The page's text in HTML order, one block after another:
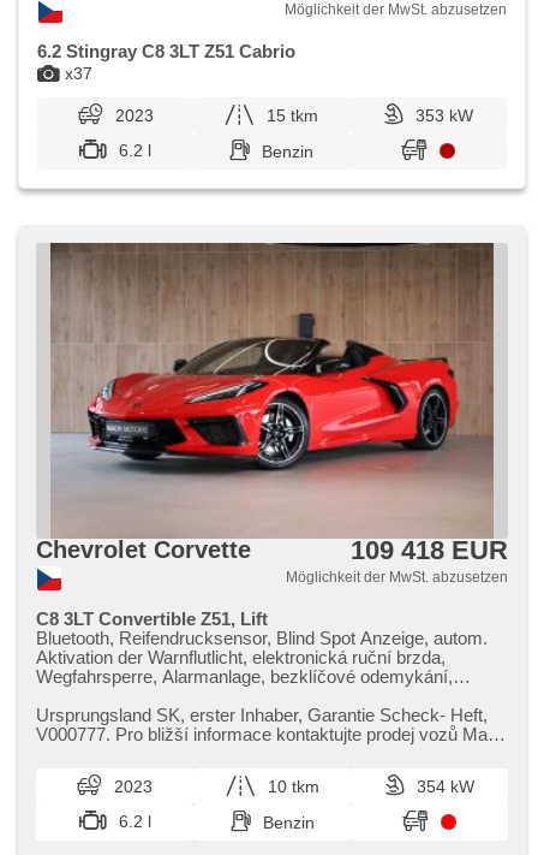
x37
Möglichkeit der MwSt. abzusetzen
6.2 Stingray C8 3LT Z51 Cabrio
2023 15 tkm
353 kW
6.2 l
Benzin
Chevrolet Corvette 109 418 EUR
Möglichkeit der MwSt. abzusetzen
C8 3LT Convertible Z51, Lift
Bluetooth, Reifendrucksensor, Blind Spot Anzeige, autom.
Aktivation der Warnflutlicht, elektronická ruční brzda,
Wegfahrsperre, Alarmanlage, bezklíčové odemykání,
(DAB), Navigation, digitální přístrojový štít, dotykové
ovládání palubního počítače, Autoradio, bezdrátová
Multifunktionslenkrad, beheizte Lenkrad, Lenkrad einstellbar,
höheneinstellbare Fahrersitz, höheneinstellbare Sitze,
paměť nastavení sedadla řidiče, beheizte Sitze,
odvětrávaná sedadla, Sportsitze, El. einstellbare Sitze, Heck
Ursprungsland SK,​ erster Inhaber,​ Garantie Scheck​- Heft,​
V000777. Pro bližší informace kontaktujte prodej vozů Mach
2023 10 tkm
354 kW
6.2 l
Benzin